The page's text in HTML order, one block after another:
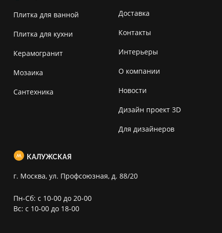
Плитка для ванной
Плитка для кухни
Керамогранит
Мозаика
Сантехника
Доставка
Контакты
Интерьеры
О компании
Новости
Дизайн проект 3D
Для дизайнеров
КАЛУЖСКАЯ
г. Москва, ул. Профсоюзная, д. 88/20
Пн-Сб: с 10-00 до 20-00
Вс: с 10-00 до 18-00